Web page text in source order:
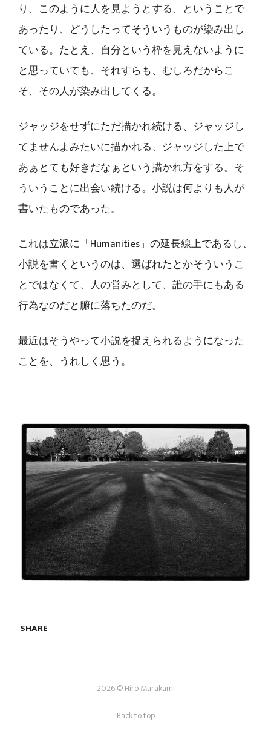
り、このように人を見ようとする、ということで
あったり、どうしたってそういうものが染み出し
ている。たとえ、自分という枠を見えないように
と思っていても、それすらも、むしろだからこ
そ、その人が染み出してくる。
ジャッジをせずにただ描かれ続ける、ジャッジし
てませんよみたいに描かれる、ジャッジした上で
あぁとても好きだなぁという描かれ方をする。そ
ういうことに出会い続ける。小説は何よりも人が
書いたものであった。
これは立派に「Humanities」の延長線上であるし、
小説を書くというのは、選ばれたとかそういうこ
とではなくて、人の営みとして、誰の手にもある
行為なのだと腑に落ちたのだ。
最近はそうやって小説を捉えられるようになった
ことを、うれしく思う。
SHARE
2026 © Hiro Murakami
Back to top